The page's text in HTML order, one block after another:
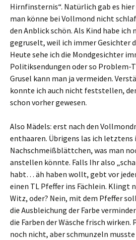
Hirnfinsternis“. Natürlich gab es hier
man könne bei Vollmond nicht
den Anblick schön. Als Kind habe
gegruselt, weil ich immer Gesichter
Heute sehe ich die Mondgesichter
Politiksendungen oder so Problem-
Grusel kann man ja vermeiden.
konnte ich auch nicht feststellen,
schon vorher gewesen.
Also Mädels: erst nach den
enthaaren. Übrigens las ich letztens
Nachschmeißblättchen, was man
anstellen könnte. Falls Ihr also
habt… äh haben wollt, gebt vor
einen TL Pfeffer ins Fächlein. Klingt
Witz, oder? Nein, mit dem Pfeffer
die Ausbleichung der Farbe
die Farben der Wäsche frisch wirken.
noch nicht, aber schmunzeln musste